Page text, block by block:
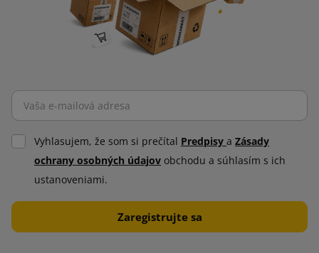
Vyhlasujem, že som si prečítal Predpisy a Zásady
ochrany osobných údajov obchodu a súhlasím s ich
ustanoveniami.